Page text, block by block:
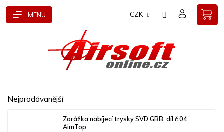
Přejít
CZK
Nejprodávanější
Zarážka nabíjecí trysky SVD GBB, díl č.04,
AimTop